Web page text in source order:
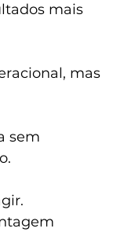
mais
mas
sem